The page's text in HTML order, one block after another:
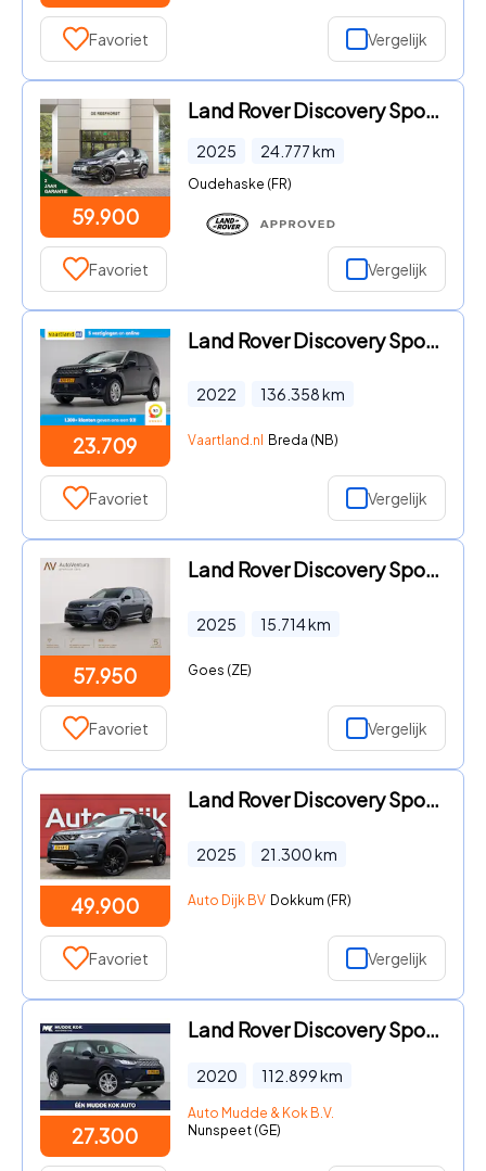
Favoriet Vergelijk
59.900
Land Rover Discovery Sport - P270e PHEV S Edition | Driver Assist Pack | Convenience Pack
2025 24.777km
Oudehaske (FR)
Favoriet Vergelijk
23.709
Land Rover Discovery Sport - P300e 1.5 PHEV AWD R-Dynamic S [ Panorama Navi Apple/Android
2022 136.358km
Vaartland.nl Breda (NB)
Favoriet Vergelijk
57.950
Land Rover Discovery Sport - 1.5 P270e PHEV Dynamic SE | Trekhaak | Pano dak | Keyless |
2025 15.714km
Goes (ZE)
Favoriet Vergelijk
49.900
Land Rover Discovery Sport - 1.5 P270e PHEV Dynamic HSE LED | Pano | Leder | Camera | Key
2025 21.300km
Auto Dijk BV Dokkum (FR)
Favoriet Vergelijk
27.300
Land Rover Discovery Sport - P200 2.0 S | ACC | ClearSight | Camera | Stoel+Stuurverwarmi
2020 112.899km
Auto Mudde & Kok B.V.
Nunspeet (GE)